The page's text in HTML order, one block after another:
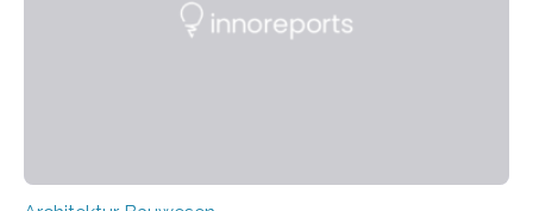
Datenbank erfasst sind, neue Baustoffe kreiert werden.